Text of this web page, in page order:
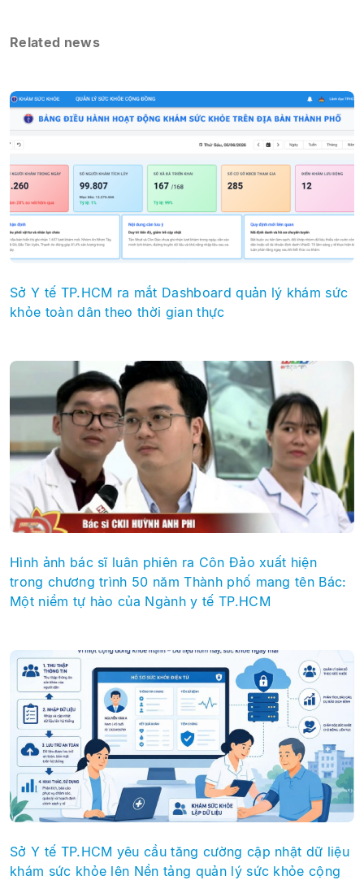
Related news
Sở Y tế TP.HCM ra mắt Dashboard quản lý khám sức
khỏe toàn dân theo thời gian thực
Hình ảnh bác sĩ luân phiên ra Côn Đảo xuất hiện
trong chương trình 50 năm Thành phố mang tên Bác:
Một niềm tự hào của Ngành y tế TP.HCM
Sở Y tế TP.HCM yêu cầu tăng cường cập nhật dữ liệu
khám sức khỏe lên Nền tảng quản lý sức khỏe cộng